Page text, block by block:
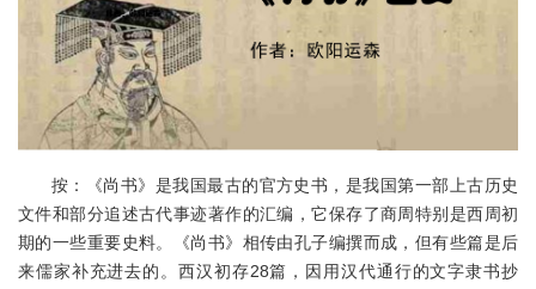
按：《尚书》是我国最古的官方史书，是我国第一部上古历史
文件和部分追述古代事迹著作的汇编，它保存了商周特别是西周初
期的一些重要史料。《尚书》相传由孔子编撰而成，但有些篇是后
来儒家补充进去的。西汉初存28篇，因用汉代通行的文字隶书抄